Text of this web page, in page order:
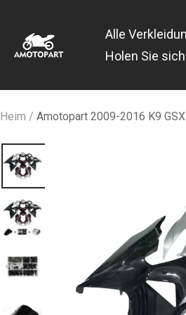
Inhalt
springen
Alle
Holen Sie
Heim Amotopart 2009-2016 K9